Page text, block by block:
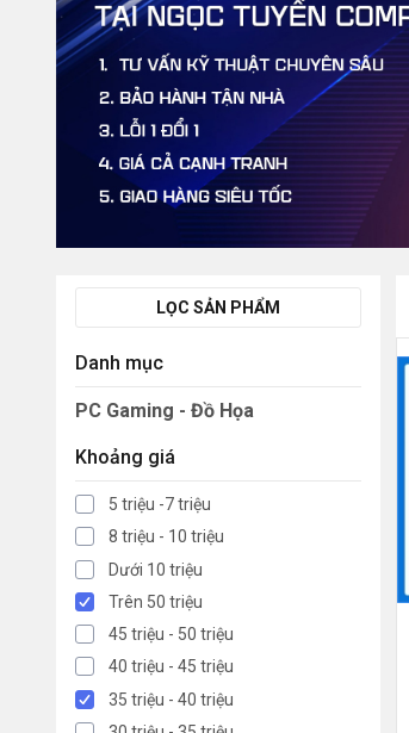
LỌC SẢN PHẨM
Danh mục
PC Gaming - Đồ Họa
Khoảng giá
5 triệu -7 triệu
8 triệu - 10 triệu
Dưới 10 triệu
Trên 50 triệu
45 triệu - 50 triệu
40 triệu - 45 triệu
35 triệu - 40 triệu